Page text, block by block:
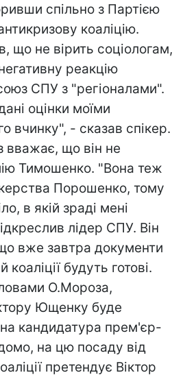
спільно з Партією
коаліцію.
що не вірить соціологам,
реакцію
СПУ з "регіоналами".
оцінки моїми
вчинку", - сказав спікер.
що він не
Тимошенко. "Вона теж
Порошенко, тому
в якій зраді мені
лідер СПУ. Він
вже завтра документи
коаліції будуть готові.
О.Мороза,
Ющенку буде
кандидатура прем'єр-
на цю посаду від
претендує Віктор